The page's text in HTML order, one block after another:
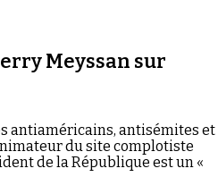
Meyssan sur
antiaméricains, antisémites et
du site complotiste
de la République est un «